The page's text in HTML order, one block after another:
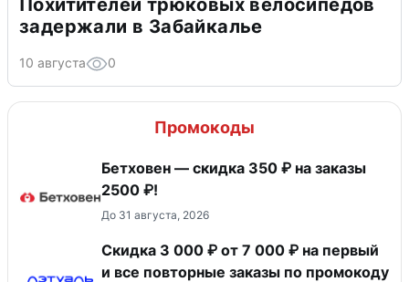
Похитителей трюковых велосипедов
задержали в Забайкалье
10 августа 0
Промокоды
Бетховен — скидка 350 ₽ на заказы
2500 ₽!
До 31 августа, 2026
Скидка 3 000 ₽ от 7 000 ₽ на первый
и все повторные заказы по промокоду